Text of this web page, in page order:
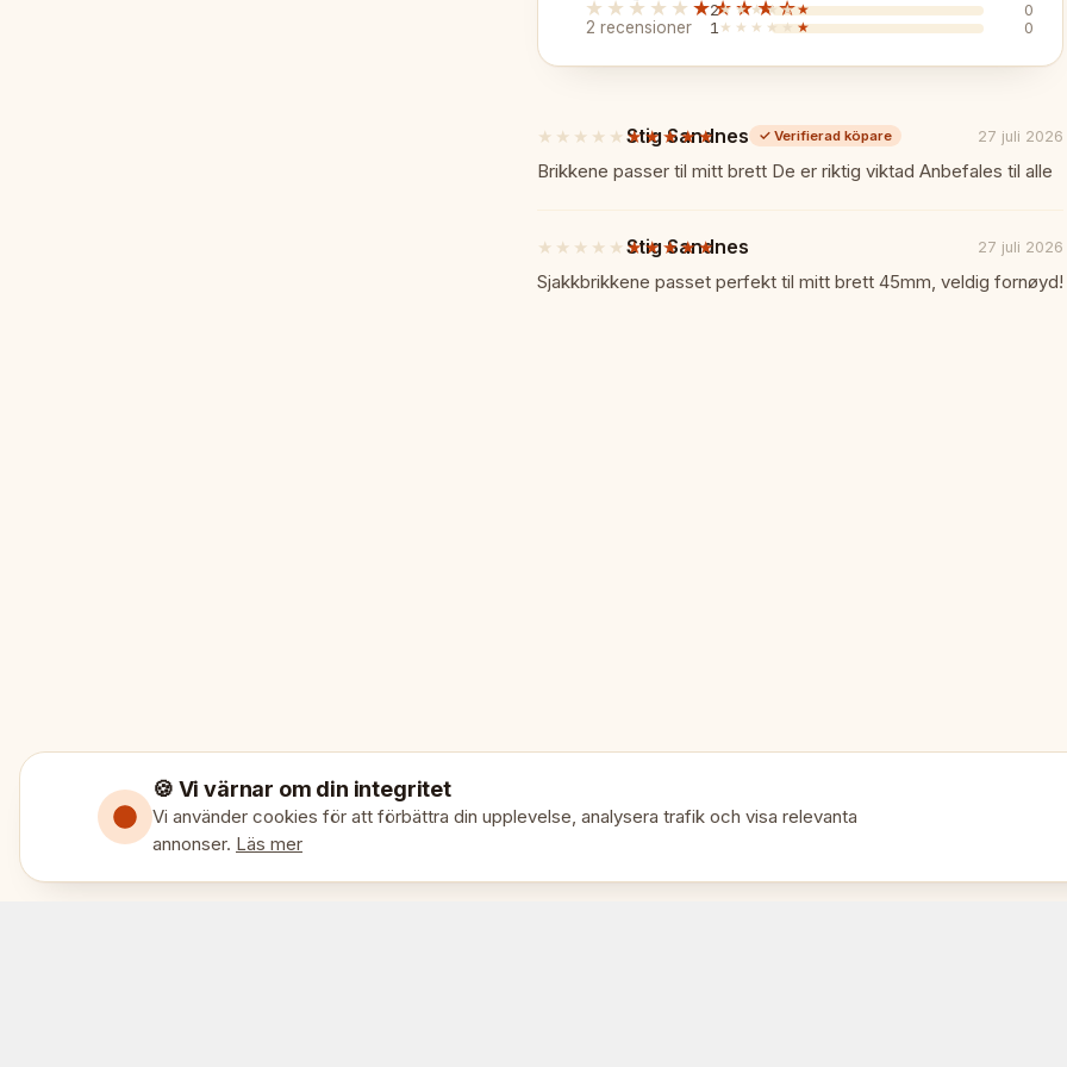
📏Specifikationer:
Brädstorlek: 43 x 43 cm (öppet)
★★★★★ ★★★★★
2 recensioner
2★★★★★★★★★★
0
1 ★★★★★★★★★★ 0
★★★★★ ★★★★★
5
av
Stig Sandnes ✓ Verifierad köpare 27 juli 2026
Brikkene passer til mitt brett De er riktig viktad Anbefales til alle
★★★★★ ★★★★★
5
av
Stig Sandnes 27 juli 2026
Sjakkbrikkene passet perfekt til mitt brett 45mm, veldig fornøyd!
🍪 Vi värnar om din integritet
Vi använder cookies för att förbättra din upplevelse, analysera trafik och visa relevanta
annonser. Läs mer